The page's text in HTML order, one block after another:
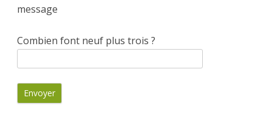
message
Combien font neuf plus trois ?